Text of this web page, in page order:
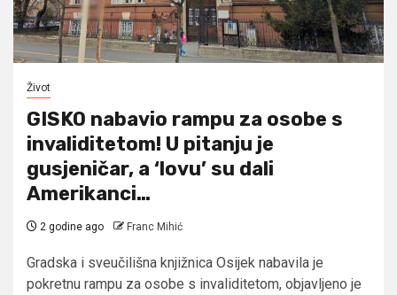
Život
GISKO nabavio rampu za osobe s
invaliditetom! U pitanju je
gusjeničar, a ‘lovu’ su dali
Amerikanci…
2 godine ago Franc Mihić
Gradska i sveučilišna knjižnica Osijek nabavila je
pokretnu rampu za osobe s invaliditetom, objavljeno je